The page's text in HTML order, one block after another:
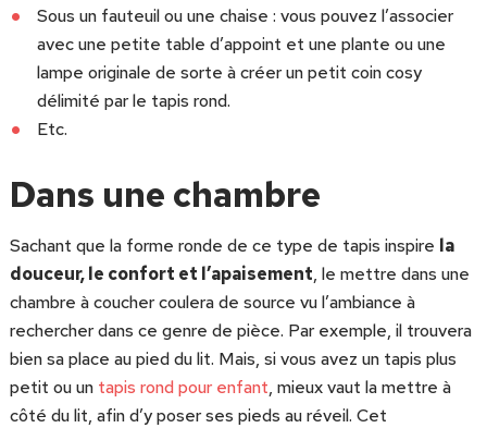
Sous un fauteuil ou une chaise : vous pouvez l’associer
avec une petite table d’appoint et une plante ou une
lampe originale de sorte à créer un petit coin cosy
délimité par le tapis rond.
Etc.
Dans une chambre
Sachant que la forme ronde de ce type de tapis inspire la
douceur, le confort et l’apaisement, le mettre dans une
chambre à coucher coulera de source vu l’ambiance à
rechercher dans ce genre de pièce. Par exemple, il trouvera
bien sa place au pied du lit. Mais, si vous avez un tapis plus
petit ou un tapis rond pour enfant, mieux vaut la mettre à
côté du lit, afin d’y poser ses pieds au réveil. Cet